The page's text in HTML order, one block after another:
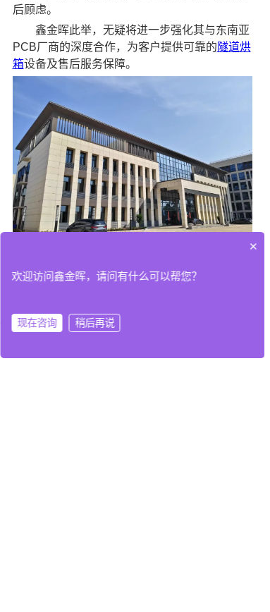
后顾虑。
鑫金晖此举，无疑将进一步强化其与东南亚
PCB厂商的深度合作，为客户提供可靠的隧道烘
箱设备及售后服务保障。
展望未来，鑫金晖将持续创新产品与技术，
用设备领域的引领者。
×
欢迎访问鑫金晖，请问有什么可以帮您？
现在咨询
稍后再说